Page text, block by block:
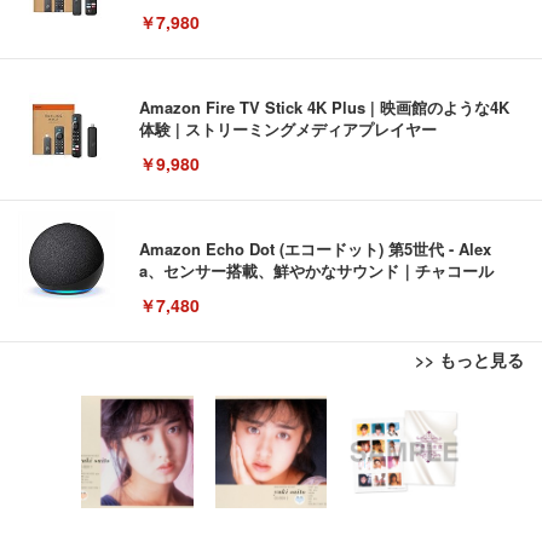
￥7,980
Amazon Fire TV Stick 4K Plus | 映画館のような4K
体験 | ストリーミングメディアプレイヤー
￥9,980
Amazon Echo Dot (エコードット) 第5世代 - Alex
a、センサー搭載、鮮やかなサウンド｜チャコール
￥7,480
>> もっと見る
[EdoErgo] オフィスチェア 椅子 テレワーク 疲れな
い 跳ね上げ式アームレスト コンパクト 約105度ロッ
キング pc 事務椅子 360度回転 座面昇降 強化ナイロ
ン樹脂ベース 通気性メッシュ 在宅ワーク H-WY01
(黒網+黒枠+黒足)
￥5,699
EIZO ビジネス向けプレミアムモニター | FlexScan
EV3240X-WT | 31.5型4K UHD・USB Type-C・ホワ
イト
￥105,595
Amazonベーシック ペットシーツ 薄型 レギュラー 1
回使い捨て 無香料 ホワイト 300枚
￥3,373